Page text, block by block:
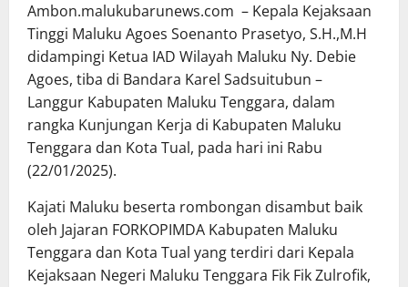
Ambon.malukubarunews.com – Kepala Kejaksaan
Tinggi Maluku Agoes Soenanto Prasetyo, S.H.,M.H
didampingi Ketua IAD Wilayah Maluku Ny. Debie
Agoes, tiba di Bandara Karel Sadsuitubun –
Langgur Kabupaten Maluku Tenggara, dalam
rangka Kunjungan Kerja di Kabupaten Maluku
Tenggara dan Kota Tual, pada hari ini Rabu
(22/01/2025).
Kajati Maluku beserta rombongan disambut baik
oleh Jajaran FORKOPIMDA Kabupaten Maluku
Tenggara dan Kota Tual yang terdiri dari Kepala
Kejaksaan Negeri Maluku Tenggara Fik Fik Zulrofik,